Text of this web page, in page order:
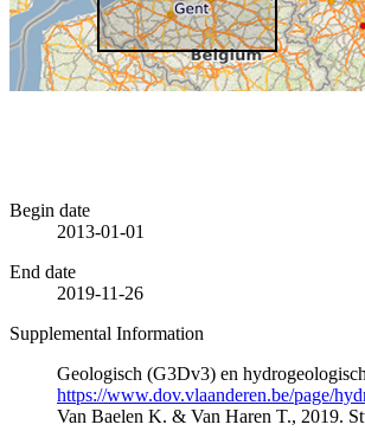
Begin date
2013-01-01
End date
2019-11-26
Supplemental Information
Geologisch (G3Dv3) en
https://www.dov.vlaanderen.be/page/
Van Baelen K. & Van Haren T., 2019.